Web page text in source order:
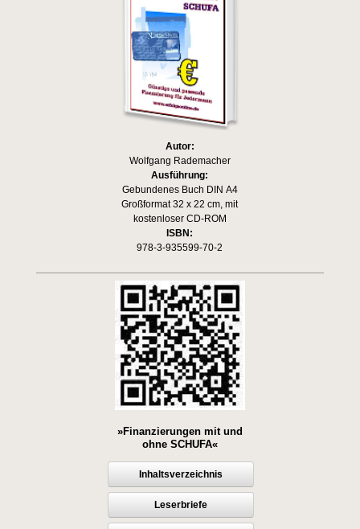
Autor:
Wolfgang Rademacher
Ausführung:
Gebundenes Buch DIN A4
Großformat 32 x 22 cm, mit
kostenloser CD-ROM
ISBN:
978-3-935599-70-2
»Finanzierungen mit und
ohne SCHUFA«
Inhaltsverzeichnis
Leserbriefe